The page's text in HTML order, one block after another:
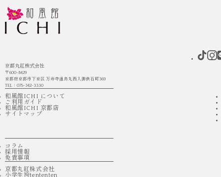
京都丸紅株式会社
〒600-8429
京都府京都市下京区 万寿寺通烏丸西入御供石町369
TEL：075-342-3330
和風館ICHI について
ご利用ガイド
和風館ICHI 京都店
サイトマップ
コラム
採用情報
免責事項
京都丸紅株式会社
小学生袴tententen